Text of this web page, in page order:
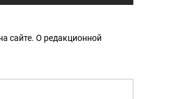
сайте. О редакционной